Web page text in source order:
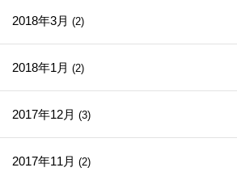
2018年3月 (2)
2018年1月 (2)
2017年12月 (3)
2017年11月 (2)